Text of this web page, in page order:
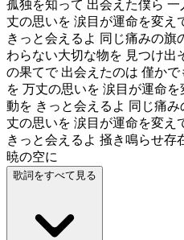
孤独を知って 出会えた僕ら
丈の思いを 涙目が運命を変え
きっと会えるよ 同じ痛みの旗
わらない大切な物を 見つけ出
の果てで 出会えたのは 僅か
を 万丈の思いを 涙目が運命
動を きっと会えるよ 同じ痛
丈の思いを 涙目が運命を変え
きっと会えるよ 掻き鳴らせ
暁の空に
歌詞をすべて見る